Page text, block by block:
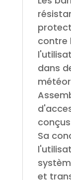
contre
dans
Sa
et